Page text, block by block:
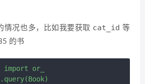
情况也多，比如我要获取 cat_id 等
的书
import or_